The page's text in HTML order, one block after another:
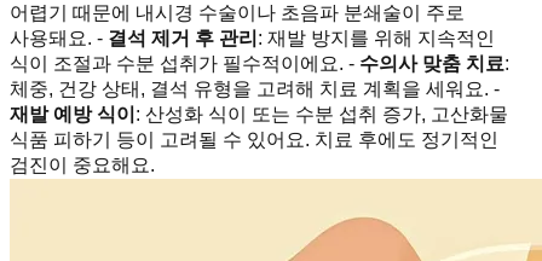
어렵기 때문에 내시경 수술이나 초음파 분쇄술이 주로
사용돼요. - 결석 제거 후 관리 : 재발 방지를 위해 지속적인
식이 조절과 수분 섭취가 필수적이에요. - 수의사 맞춤 치료:
체중, 건강 상태, 결석 유형을 고려해 치료 계획을 세워요. -
재발 예방 식이 : 산성화 식이 또는 수분 섭취 증가, 고산화물
식품 피하기 등이 고려될 수 있어요. 치료 후에도 정기적인
검진이 중요해요.